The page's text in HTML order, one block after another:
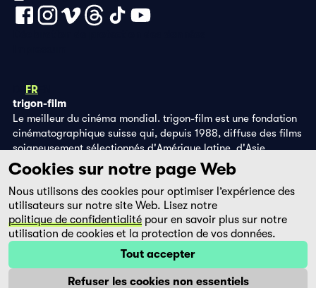
FR
trigon-film
Le meilleur du cinéma mondial. trigon-film est une fondation
cinématographique suisse qui, depuis 1988, diffuse des films
soigneusement sélectionnés d'Amérique latine, d'Asie,
d'Afrique et d'Europe de l'Est, dans les salles de cinéma,
grâce à ses propres éditions DVD et sur la plateforme de
streaming filmingo.
Cookies sur notre page Web
Nous utilisons des cookies pour optimiser l’expérience des
utilisateurs sur notre site Web. Lisez notre
politique de confidentialité pour en savoir plus sur notre
utilisation de cookies et la protection de vos données.
Tout accepter
Refuser les cookies non essentiels